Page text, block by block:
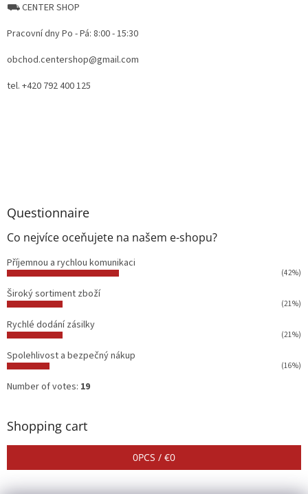
⛟ CENTER SHOP
Pracovní dny Po - Pá: 8:00 - 15:30
obchod.centershop@gmail.com
tel. +420 792 400 125
Questionnaire
Co nejvíce oceňujete na našem e-shopu?
Příjemnou a rychlou komunikaci
(42%)
Široký sortiment zboží
(21%)
Rychlé dodání zásilky
(21%)
Spolehlivost a bezpečný nákup
(16%)
Number of votes: 19
Shopping cart
0PCS / €0